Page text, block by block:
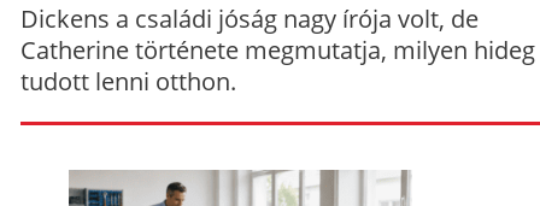
Dickens a családi jóság nagy írója volt, de
Catherine története megmutatja, milyen hideg
tudott lenni otthon.